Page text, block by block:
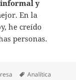
y
En la
he creído
personas.
Etiquetas
Analítica